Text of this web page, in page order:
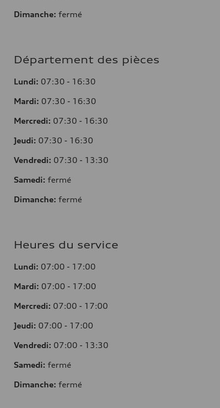
Dimanche: fermé
Département des pièces
Lundi: 07:30 - 16:30
Mardi: 07:30 - 16:30
Mercredi: 07:30 - 16:30
Jeudi: 07:30 - 16:30
Vendredi: 07:30 - 13:30
Samedi: fermé
Dimanche: fermé
Heures du service
Lundi: 07:00 - 17:00
Mardi: 07:00 - 17:00
Mercredi: 07:00 - 17:00
Jeudi: 07:00 - 17:00
Vendredi: 07:00 - 13:30
Samedi: fermé
Dimanche: fermé